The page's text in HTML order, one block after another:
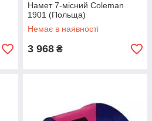
Намет 7-місний Coleman
1901 (Польща)
Немає в наявності
3 968 ₴